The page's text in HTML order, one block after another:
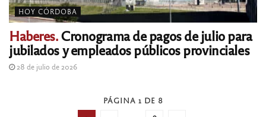
HOY CÓRDOBA
Haberes.Cronograma de pagos de julio para
jubilados y empleados públicos provinciales
28 de julio de 2026
PÁGINA 1 DE 8